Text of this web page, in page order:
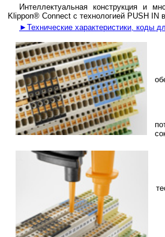
Интеллектуальная конструкция и
Klippon® Connect с технологией PUSH IN
►Технические характеристики, коды